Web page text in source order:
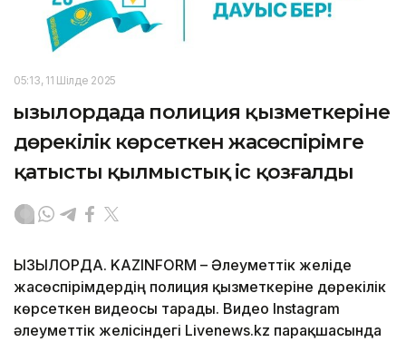
05:13, 11 Шілде 2025
Қызылордада полиция қызметкеріне
дөрекілік көрсеткен жасөспірімге
қатысты қылмыстық іс қозғалды
ҚЫЗЫЛОРДА. KAZINFORM – Әлеуметтік желіде
жасөспірімдердің полиция қызметкеріне дөрекілік
көрсеткен видеосы тарады. Видео Instagram
әлеуметтік желісіндегі Livenews.kz парақшасында